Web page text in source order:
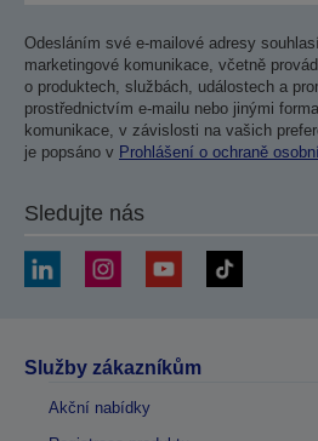
Odesláním své e-mailové adresy
marketingové komunikace, včetně
o produktech, službách, událostech a
prostřednictvím e-mailu nebo jinými
komunikace, v závislosti na vašich
je popsáno v Prohlášení o ochraně
Sledujte nás
Služby zákazníkům
Akční nabídky